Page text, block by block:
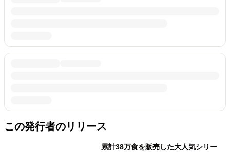
この発行者のリリース
累計38万食を販売した大人気シリー